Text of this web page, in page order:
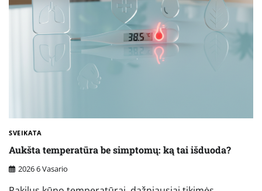
SVEIKATA
Aukšta temperatūra be simptomų: ką tai išduoda?
2026 6 Vasario